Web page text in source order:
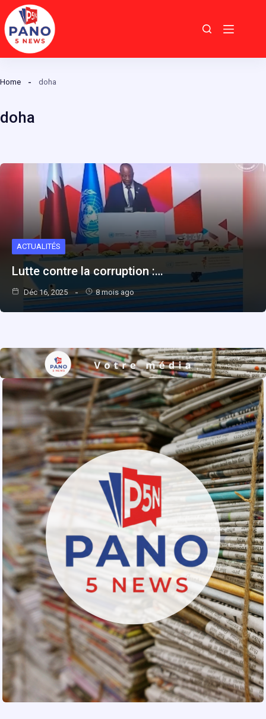
Passer
au
contenu
Home doha
doha
ACTUALITÉS
Lutte contre la corruption :…
Déc 16, 2025 8 mois ago